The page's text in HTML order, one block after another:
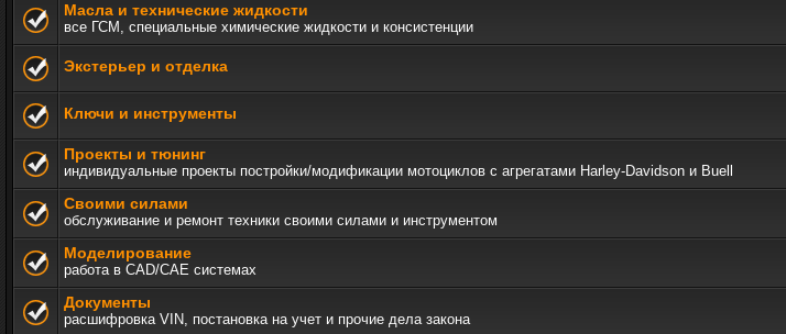
Масла и технические жидкости
все ГСМ, специальные химические жидкости и консистенции
Экстерьер и отделка
Ключи и инструменты
Проекты и тюнинг
индивидуальные проекты постройки/модификации мотоциклов c агрегатами Harley-Davidson и Buell
Своими силами
обслуживание и ремонт техники своими силами и инструментом
Моделирование
работа в CAD/CAE системах
Документы
расшифровка VIN, постановка на учет и прочие дела закона